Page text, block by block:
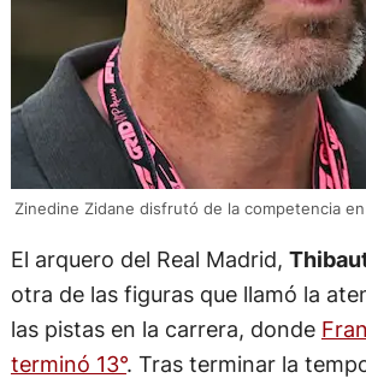
Zinedine Zidane disfrutó de la competencia
El arquero del Real Madrid,
otra de las figuras que llamó la
las pistas en la carrera, donde
terminó 13°. Tras terminar la